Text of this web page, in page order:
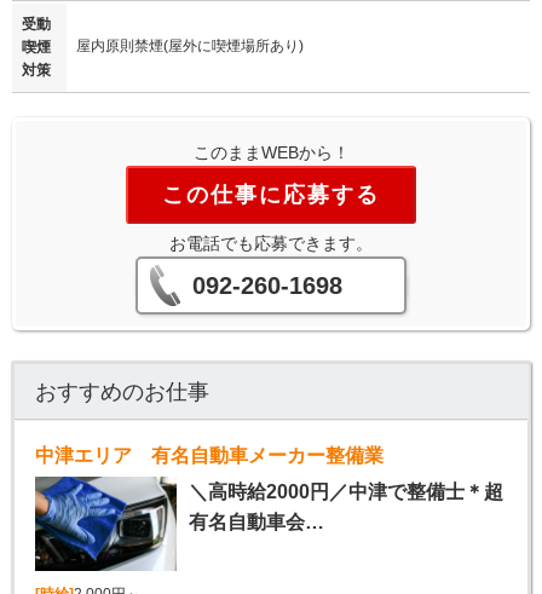
受動
喫煙
対策
屋内原則禁煙(屋外に喫煙場所あり)
このままWEBから！
この仕事に応募する
お電話でも応募できます。
092-260-1698
おすすめのお仕事
中津エリア 有名自動車メーカー整備業
＼高時給2000円／中津で整備士＊超
有名自動車会…